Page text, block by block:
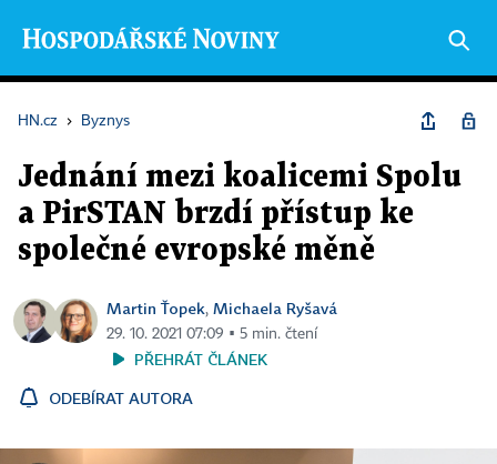
HN.cz › Byznys
Jednání mezi koalicemi Spolu
a PirSTAN brzdí přístup ke
společné evropské měně
Martin Ťopek, Michaela Ryšavá
29. 10. 2021 07:09 ▪ 5 min. čtení
PŘEHRÁT ČLÁNEK
ODEBÍRAT AUTORA